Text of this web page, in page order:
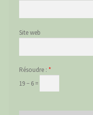
Site web
Résoudre : *
19 − 6 =